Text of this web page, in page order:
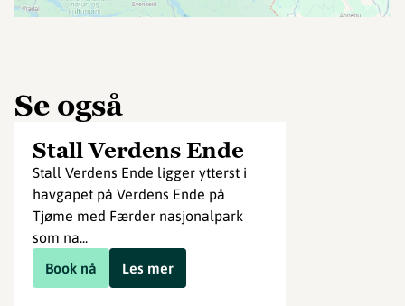
Se også
Stall Verdens Ende
Stall Verdens Ende ligger ytterst i
havgapet på Verdens Ende på
Tjøme med Færder nasjonalpark
som na...
Book nå
Les mer